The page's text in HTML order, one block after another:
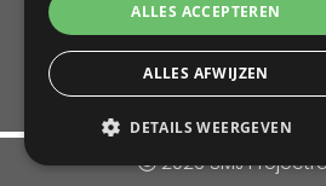
2026 SMJ
ALLES ACCEPTEREN
ALLES AFWIJZEN
DETAILS WEERGEVEN